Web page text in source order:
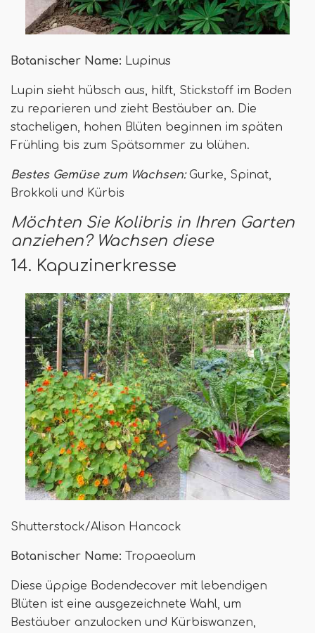
Botanischer Name: Lupinus
Lupin sieht hübsch aus, hilft, Stickstoff im Boden
zu reparieren und zieht Bestäuber an. Die
stacheligen, hohen Blüten beginnen im späten
Frühling bis zum Spätsommer zu blühen.
Bestes Gemüse zum Wachsen:Gurke, Spinat,
Brokkoli und Kürbis
Möchten Sie Kolibris in Ihren Garten
anziehen? Wachsen diese
14. Kapuzinerkresse
Shutterstock/Alison Hancock
Botanischer Name: Tropaeolum
Diese üppige Bodendecover mit lebendigen
Blüten ist eine ausgezeichnete Wahl, um
Bestäuber anzulocken und Kürbiswanzen,